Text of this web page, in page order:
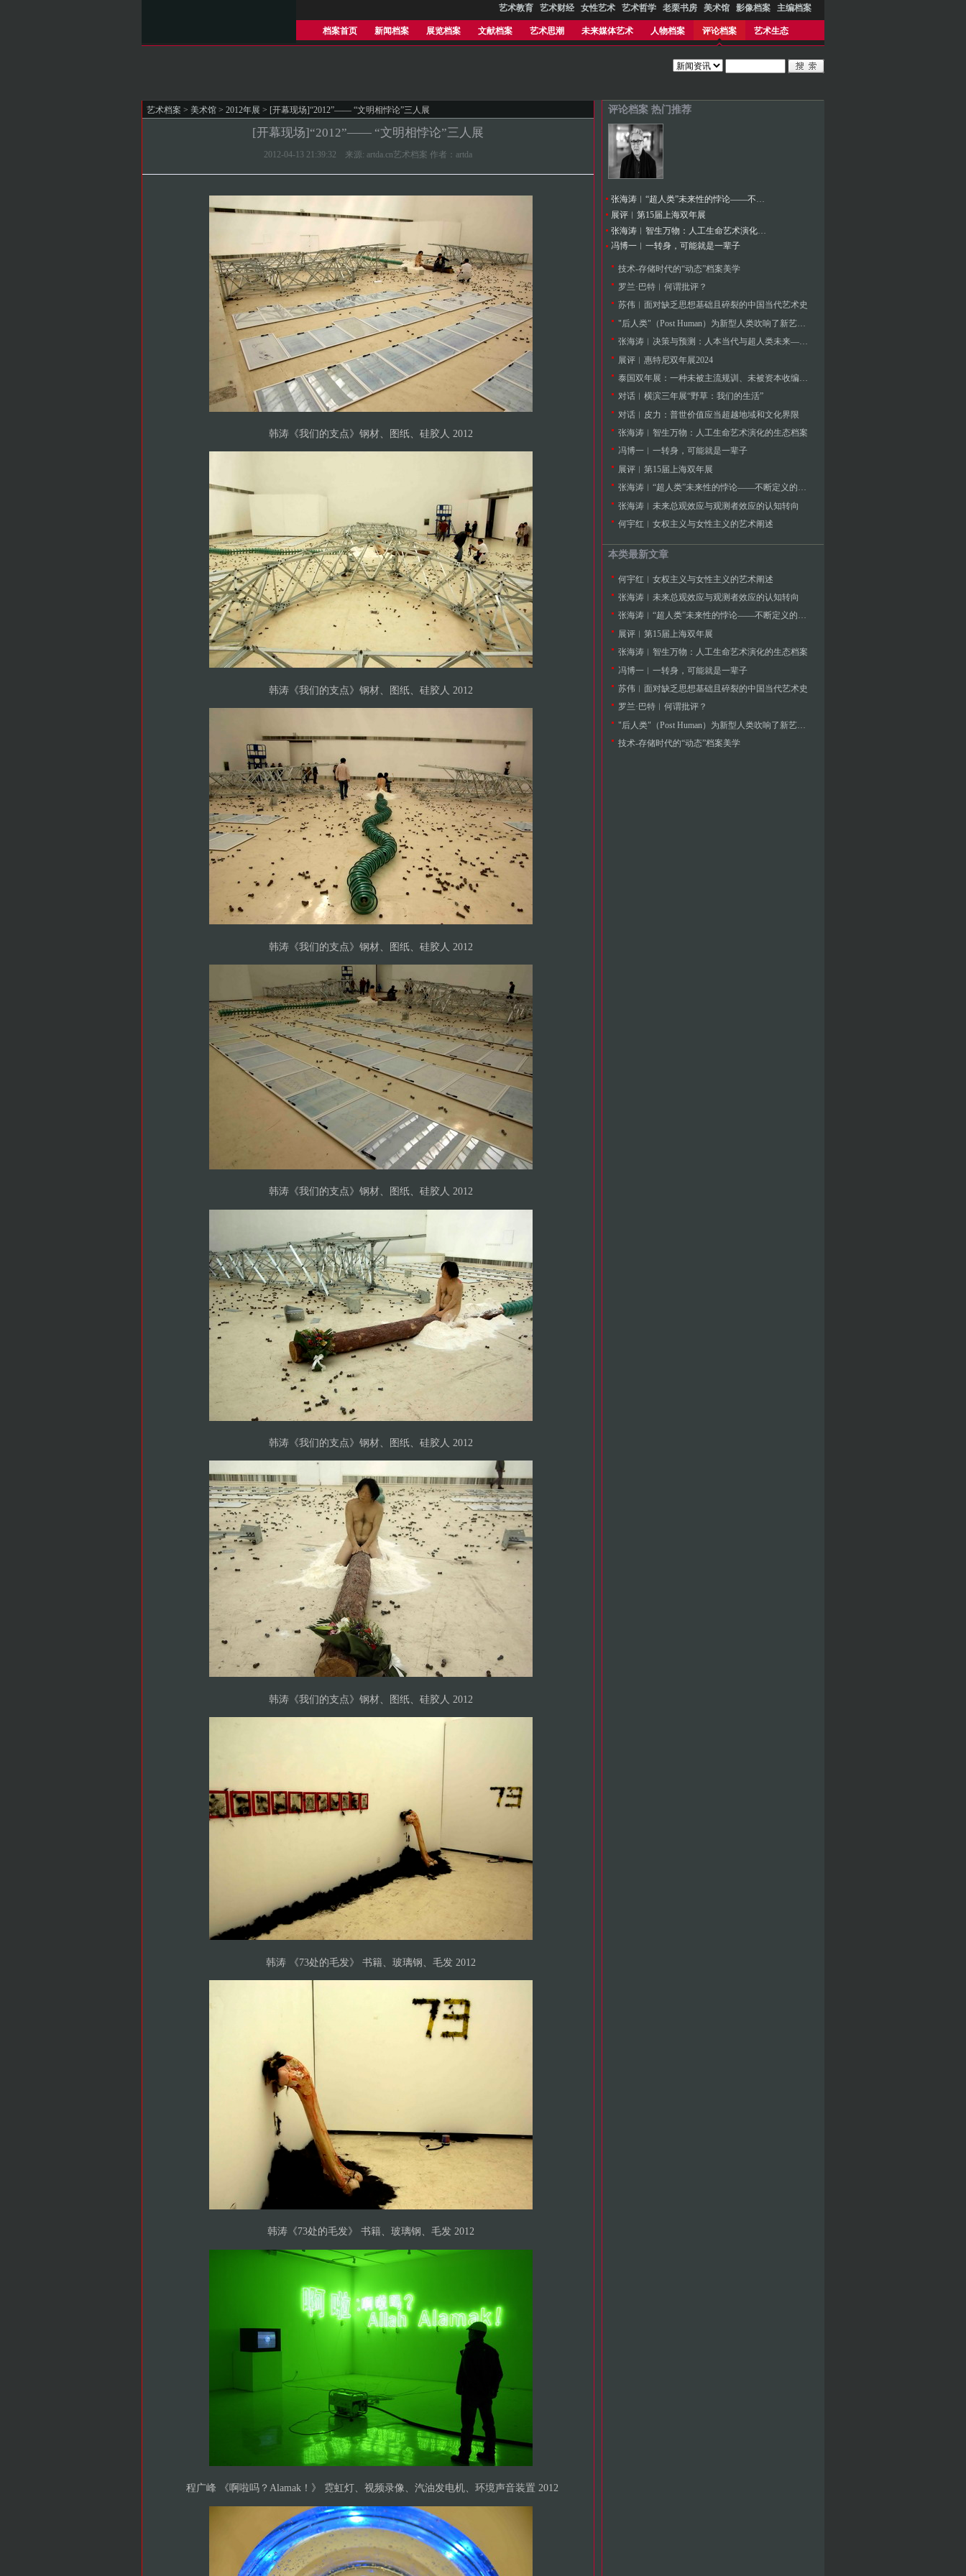
艺术教育 艺术财经 女性艺术 艺术哲学 老栗书房 美术馆 影像档案 主编档案
档案首页 新闻档案 展览档案 文献档案 艺术思潮 未来媒体艺术 人物档案 评论档案 艺术生态
艺术档案 > 美术馆 > 2012年展 > [开幕现场]“2012”—— “文明相悖论”三人展
[开幕现场]“2012”—— “文明相悖论”三人展
2012-04-13 21:39:32 来源: artda.cn艺术档案 作者：artda
韩涛《我们的支点》钢材、图纸、硅胶人 2012
韩涛《我们的支点》钢材、图纸、硅胶人 2012
韩涛《我们的支点》钢材、图纸、硅胶人 2012
韩涛《我们的支点》钢材、图纸、硅胶人 2012
韩涛《我们的支点》钢材、图纸、硅胶人 2012
韩涛《我们的支点》钢材、图纸、硅胶人 2012
韩涛 《73处的毛发》 书籍、玻璃钢、毛发 2012
韩涛《73处的毛发》 书籍、玻璃钢、毛发 2012
程广峰 《啊啦吗？Alamak！》 霓虹灯、视频录像、汽油发电机、环境声音装置 2012
评论档案 热门推荐
张海涛︱“超人类”未来性的悖论——不断定义的人类与超人本的两用困境
展评︱第15届上海双年展
冯博一︱一转身，可能就是一辈子
技术-存储时代的“动态”档案美学
罗兰·巴特︱何谓批评？
苏伟︱面对缺乏思想基础且碎裂的中国当代艺术史
"后人类"（Post Human）为新型人类吹响了新艺术的号角
张海涛︱决策与预测：人本当代与超人类未来——自律与反思：互为参照系数的当代艺术与未来艺术
展评︱惠特尼双年展2024
泰国双年展：一种未被主流规训、未被资本收编的生命力
对话︱横滨三年展“野草：我们的生活”
对话︱皮力：普世价值应当超越地域和文化界限
张海涛︱智生万物：人工生命艺术演化的生态档案
冯博一︱一转身，可能就是一辈子
展评︱第15届上海双年展
张海涛︱“超人类”未来性的悖论——不断定义的人类与超人本的两用困境
张海涛︱未来总观效应与观测者效应的认知转向
何宇红︱女权主义与女性主义的艺术阐述
本类最新文章
何宇红︱女权主义与女性主义的艺术阐述
张海涛︱未来总观效应与观测者效应的认知转向
张海涛︱“超人类”未来性的悖论——不断定义的人类与超人本的两用困境
展评︱第15届上海双年展
张海涛︱智生万物：人工生命艺术演化的生态档案
冯博一︱一转身，可能就是一辈子
苏伟︱面对缺乏思想基础且碎裂的中国当代艺术史
罗兰·巴特︱何谓批评？
"后人类"（Post Human）为新型人类吹响了新艺术的号角
技术-存储时代的“动态”档案美学